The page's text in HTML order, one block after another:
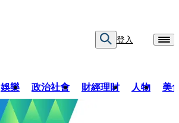
登入
娛樂 政治社會 財經理財 人物 美